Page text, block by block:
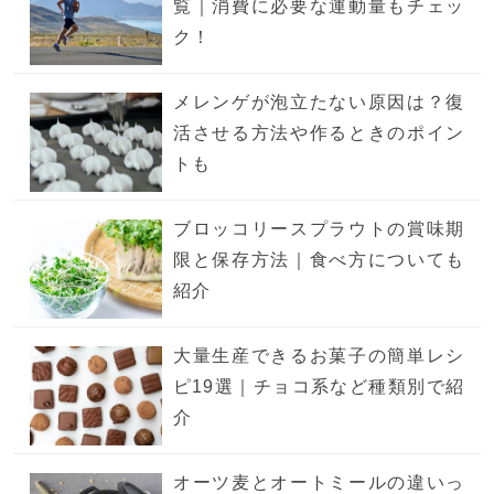
覧｜消費に必要な運動量もチェッ
ク！
メレンゲが泡立たない原因は？復
活させる方法や作るときのポイン
トも
ブロッコリースプラウトの賞味期
限と保存方法｜食べ方についても
紹介
大量生産できるお菓子の簡単レシ
ピ19選｜チョコ系など種類別で紹
介
オーツ麦とオートミールの違いっ